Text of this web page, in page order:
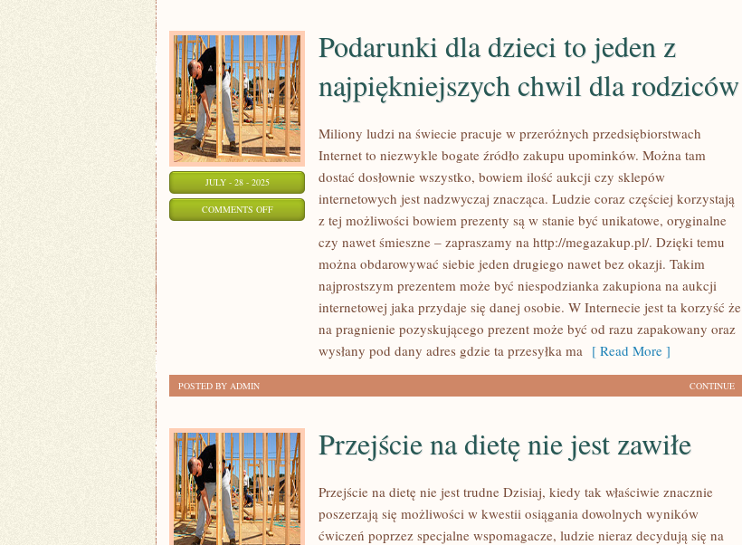
JULY - 28 - 2025
COMMENTS OFFON
RODZICÓW
Podarunki dla dzieci to jeden z
najpiękniejszych chwil dla rodziców
Miliony ludzi na świecie pracuje w przeróżnych przedsiębiorstwach
Internet to niezwykle bogate źródło zakupu upominków. Można tam
dostać dosłownie wszystko, bowiem ilość aukcji czy sklepów
internetowych jest nadzwyczaj znacząca. Ludzie coraz częściej korzystają
z tej możliwości bowiem prezenty są w stanie być unikatowe, oryginalne
czy nawet śmieszne – zapraszamy na http://megazakup.pl/. Dzięki temu
można obdarowywać siebie jeden drugiego nawet bez okazji. Takim
najprostszym prezentem może być niespodzianka zakupiona na aukcji
internetowej jaka przydaje się danej osobie. W Internecie jest ta korzyść że
na pragnienie pozyskującego prezent może być od razu zapakowany oraz
wysłany pod dany adres gdzie ta przesyłka ma [ Read More ]
CONTINUE
POSTED BY ADMIN
Przejście na dietę nie jest zawiłe
Przejście na dietę nie jest trudne Dzisiaj, kiedy tak właściwie znacznie
poszerzają się możliwości w kwestii osiągania dowolnych wyników
ćwiczeń poprzez specjalne wspomagacze, ludzie nieraz decydują się na